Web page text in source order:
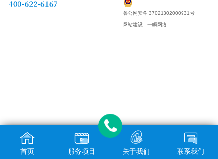
鲁公网安备 37021302000931号
网站建设 ：一瞬网络
首页 服务项目 关于我们 联系我们